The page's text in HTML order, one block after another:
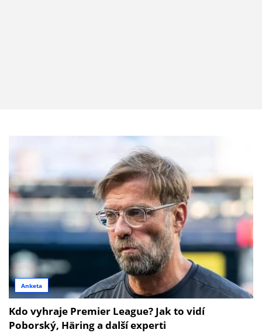
Anketa
Kdo vyhraje Premier League? Jak to vidí
Poborský, Häring a další experti